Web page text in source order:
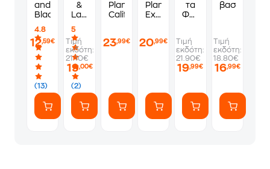
and
Blackbird
4.8
(13)
12,59€
&
Lark:
Τραγούδι
της
Λαρκ
5
(2)
Τιμή
εκδότη:
21.10€
19,00€
Planet
California
23,99€
Planet
Experience
20,99€
τα
Φώτα
Τιμή
εκδότη:
21.90€
19,99€
βασιλιάς
Τιμή
εκδότη:
18.80€
16,99€